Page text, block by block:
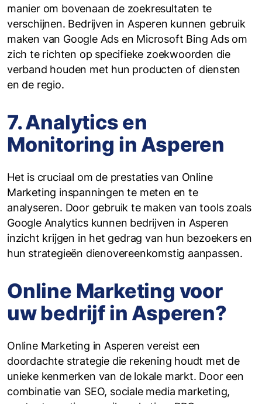
manier om bovenaan de zoekresultaten te
verschijnen. Bedrijven in Asperen kunnen gebruik
maken van Google Ads en Microsoft Bing Ads om
zich te richten op specifieke zoekwoorden die
verband houden met hun producten of diensten
en de regio.
7. Analytics en
Monitoring in Asperen
Het is cruciaal om de prestaties van Online
Marketing inspanningen te meten en te
analyseren. Door gebruik te maken van tools zoals
Google Analytics kunnen bedrijven in Asperen
inzicht krijgen in het gedrag van hun bezoekers en
hun strategieën dienovereenkomstig aanpassen.
Online Marketing voor
uw bedrijf in Asperen?
Online Marketing in Asperen vereist een
doordachte strategie die rekening houdt met de
unieke kenmerken van de lokale markt. Door een
combinatie van SEO, sociale media marketing,